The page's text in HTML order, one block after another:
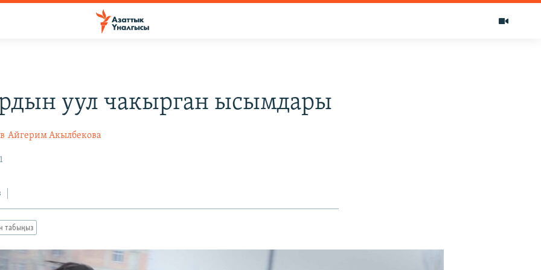
уул чакырган ысымдары
Айгерим Акылбекова
табыңыз